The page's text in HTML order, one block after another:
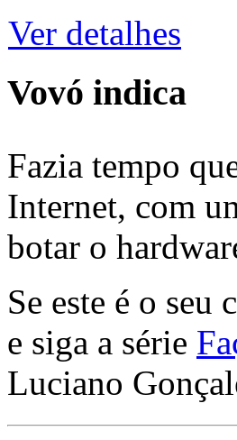
Ver detalhes
Vovó indica
Fazia tempo
Internet, com
botar o
Se este é o
e siga a série
Luciano